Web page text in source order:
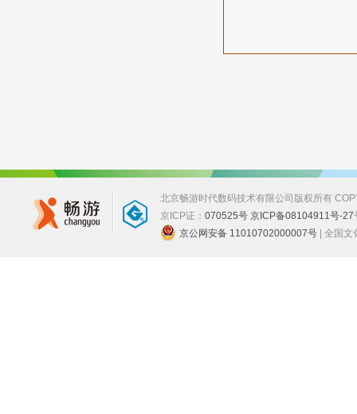
北京畅游时代数码技术有限公司版权所有
京ICP证： 070525号 京ICP备08104911号-27
京公网安备 11010702000007号 | 全国文